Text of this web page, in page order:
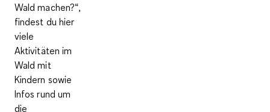
Wald machen?“,
findest du hier
viele
Aktivitäten im
Wald mit
Kindern sowie
Infos rund um
die